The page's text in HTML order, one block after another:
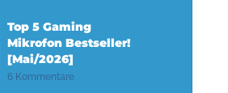
Top 5 Gaming
Mikrofon Bestseller!
[Mai/2026]
6 Kommentare